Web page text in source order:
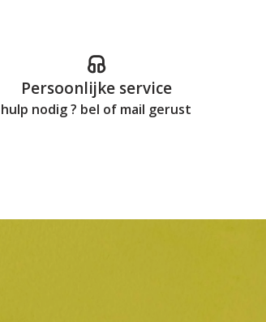
Persoonlijke service
hulp nodig ? bel of mail gerust